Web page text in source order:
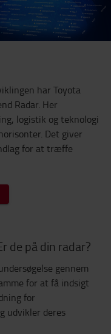
har Toyota
Radar. Her
logistik og teknologi
Det giver
for at træffe
de på din radar?
gennem
for at få indsigt
for
udvikler deres